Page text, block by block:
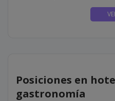
Posiciones en
gastronomía